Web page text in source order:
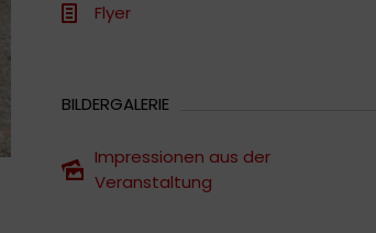
Flyer
BILDERGALERIE
Impressionen aus der
Veranstaltung